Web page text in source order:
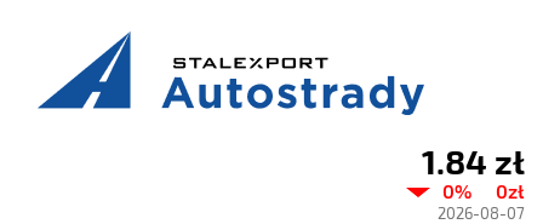
1.84 zł
0% 0zł
2026-08-07